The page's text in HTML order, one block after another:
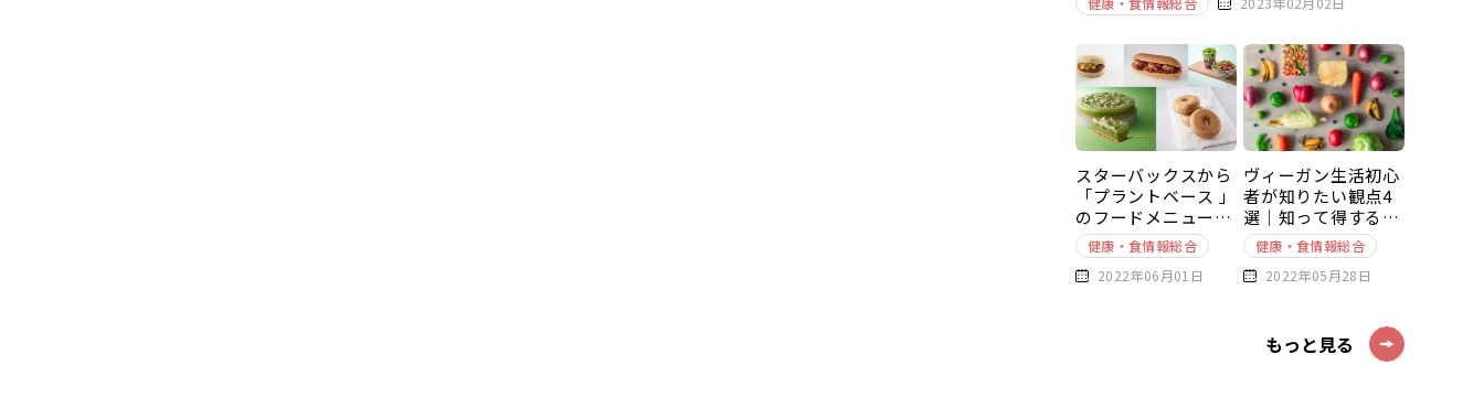
スターバックスから
「プラントベース 」
のフードメニューが
新発売
健康・食情報総合
2022年06月01日
ヴィーガン生活初心
者が知りたい観点4
選｜知って得する豆
知識～基本編～
健康・食情報総合
2022年05月28日
もっと見る